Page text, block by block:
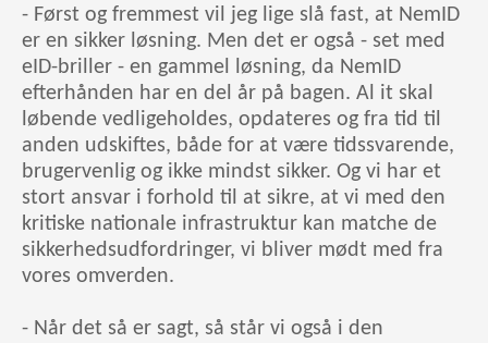
- Først og fremmest vil jeg lige slå fast, at NemID
er en sikker løsning. Men det er også - set med
eID-briller - en gammel løsning, da NemID
efterhånden har en del år på bagen. Al it skal
løbende vedligeholdes, opdateres og fra tid til
anden udskiftes, både for at være tidssvarende,
brugervenlig og ikke mindst sikker. Og vi har et
stort ansvar i forhold til at sikre, at vi med den
kritiske nationale infrastruktur kan matche de
sikkerhedsudfordringer, vi bliver mødt med fra
vores omverden.
- Når det så er sagt, så står vi også i den